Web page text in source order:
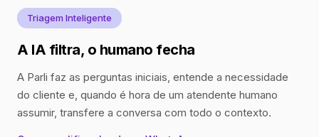
Triagem Inteligente
A IA filtra, o humano fecha
A Parli faz as perguntas iniciais, entende a necessidade
do cliente e, quando é hora de um atendente humano
assumir, transfere a conversa com todo o contexto.